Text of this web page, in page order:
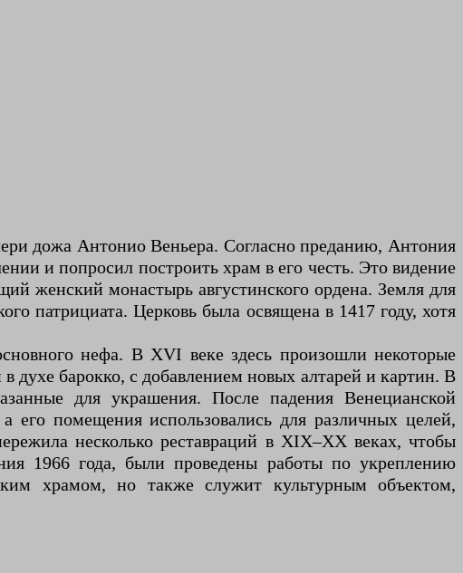
дожа Антонио Веньера. Согласно преданию, Антония
и попросил построить храм в его честь. Это видение
женский монастырь августинского ордена. Земля для
патрициата. Церковь была освящена в 1417 году, хотя
нефа. В XVI веке здесь произошли некоторые
духе барокко, с добавлением новых алтарей и картин. В
для украшения. После падения Венецианской
его помещения использовались для различных целей,
несколько реставраций в XIX–XX веках, чтобы
1966 года, были проведены работы по укреплению
храмом, но также служит культурным объектом,